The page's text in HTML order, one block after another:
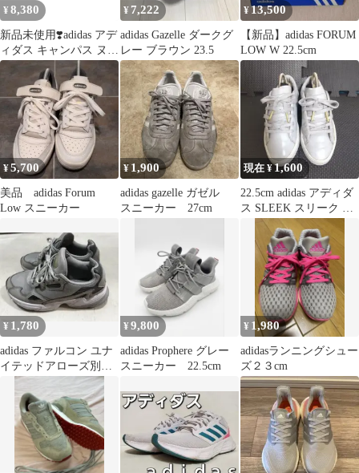
¥ 8,380
新品未使用❣️adidas アデ
ィダス キャンパス ヌバ
ックレザー 23.5cm
¥ 7,222
adidas Gazelle ダークグ
レー ブラウン 23.5
¥13,500
【新品】adidas FORUM
LOW W 22.5cm
¥5,700
美品 adidas Forum
Low スニーカー
¥ 1,900
adidas gazelle ガゼル
スニーカー 27cm
現在 ¥1,600
22.5cm adidas アディダ
ス SLEEK スリーク 灰
¥ 1,780
adidas ファルコン ユナ
イテッドアローズ別注
グレー 23.5㌢
¥9,800
adidas Prophere グレー
スニーカー 22.5cm
¥ 1,980
adidasランニングシュー
ズ２３cm